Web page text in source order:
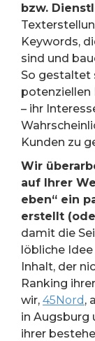
bzw.
Keywords,
sind und
So gestaltet
potenziellen
– ihr
Kunden zu
Wir
auf Ihrer
eben“ ein
erstellt
damit die
löbliche
Inhalt, der
Ranking
wir, 45Nord ,
in Augsburg
ihrer